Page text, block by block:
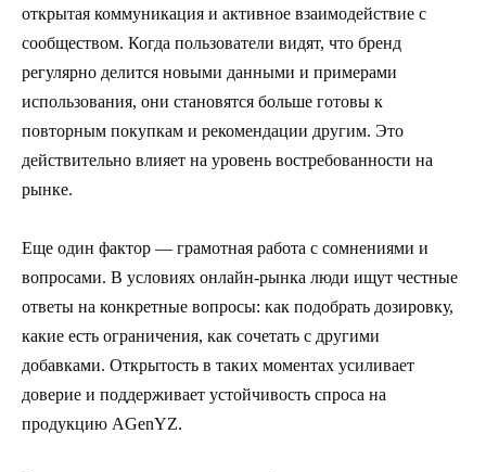
открытая коммуникация и активное взаимодействие с
сообществом. Когда пользователи видят, что бренд
регулярно делится новыми данными и примерами
использования, они становятся больше готовы к
повторным покупкам и рекомендации другим. Это
действительно влияет на уровень востребованности на
рынке.
Еще один фактор — грамотная работа с сомнениями и
вопросами. В условиях онлайн-рынка люди ищут честные
ответы на конкретные вопросы: как подобрать дозировку,
какие есть ограничения, как сочетать с другими
добавками. Открытость в таких моментах усиливает
доверие и поддерживает устойчивость спроса на
продукцию AGenYZ.